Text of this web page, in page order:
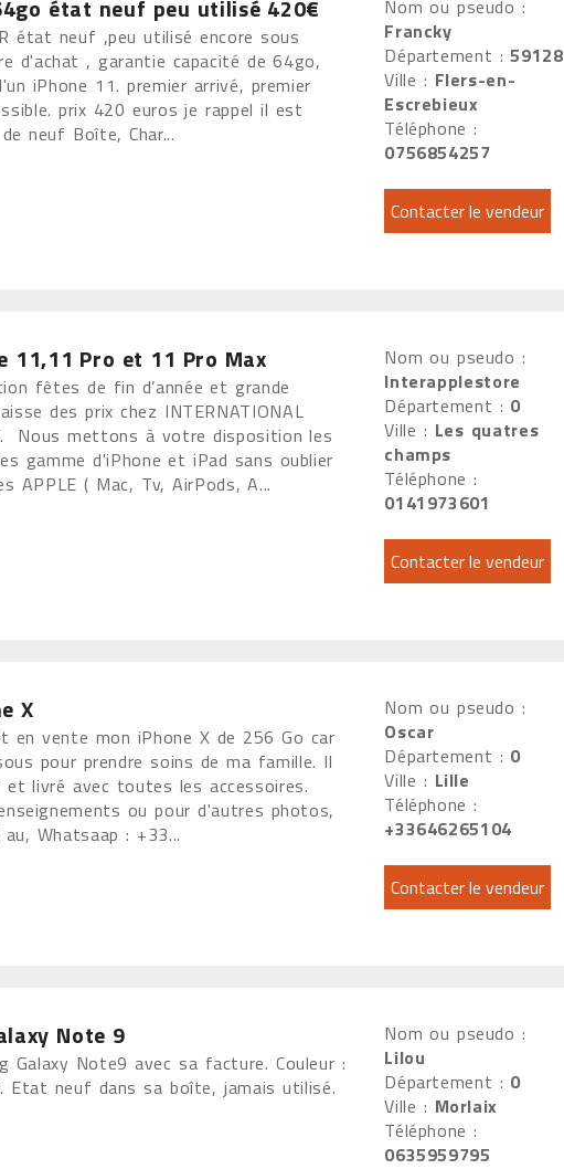
état neuf peu utilisé 420€
état neuf ,peu utilisé encore sous
d'achat , garantie capacité de 64go,
iPhone 11. premier arrivé, premier
prix 420 euros je rappel il est
neuf Boîte, Char...
Nom ou pseudo :
Francky
Département :59128
Ville : Flers-en-
Escrebieux
Téléphone :
0756854257
11,11 Pro et 11 Pro Max
fêtes de fin d’année et grande
des prix chez INTERNATIONAL
Nous mettons à votre disposition les
gamme d'iPhone et iPad sans oublier
APPLE ( Mac, Tv, AirPods, A...
Nom ou pseudo :
Interapplestore
Département : 0
Ville : Les quatres
champs
Téléphone :
0141973601
X
en vente mon iPhone X de 256 Go car
pour prendre soins de ma famille. Il
livré avec toutes les accessoires.
ou pour d'autres photos,
Whatsaap : +33...
Nom ou pseudo :
Oscar
Département : 0
Ville : Lille
Téléphone :
+33646265104
Note 9
Galaxy Note9 avec sa facture. Couleur :
Etat neuf dans sa boîte, jamais utilisé.
Nom ou pseudo :
Lilou
Département : 0
Ville : Morlaix
Téléphone :
0635959795